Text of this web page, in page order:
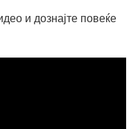
и дознајте повеќе